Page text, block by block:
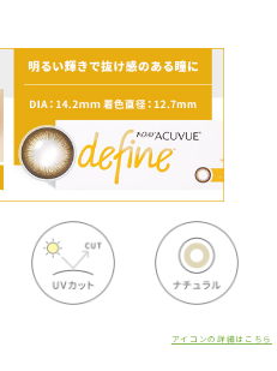
アイコンの詳細はこちら